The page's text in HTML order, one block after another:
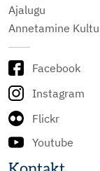
Ajalugu
Annetamine
Facebook
Instagram
Flickr
Youtube